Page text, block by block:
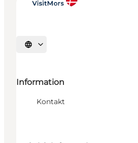
Vælg sprog
Information
Kontakt